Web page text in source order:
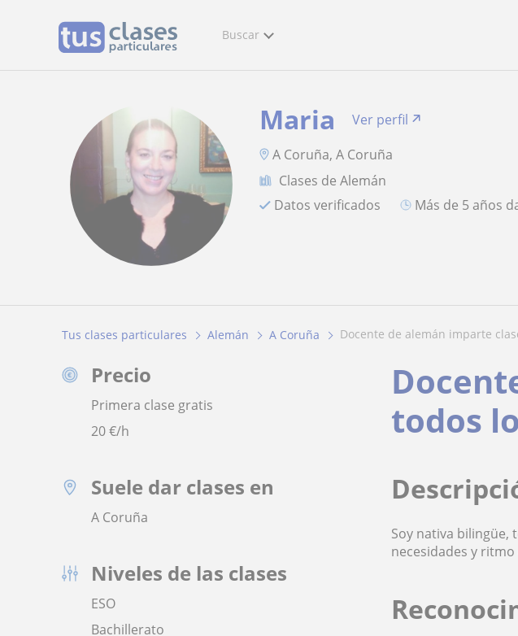
Buscar
Maria
Ver perfil
A Coruña, A Coruña
Clases de Alemán
Datos verificados
más de 5 años
Tus clases particulares Alemán A Coruña docente de alemán imparte
Precio
Primera clase gratis
20€/h
Suele dar clases en
A Coruña
Niveles de las clases
ESO
Bachillerato
todos
Soy nativa bilingüe,
necesidades y